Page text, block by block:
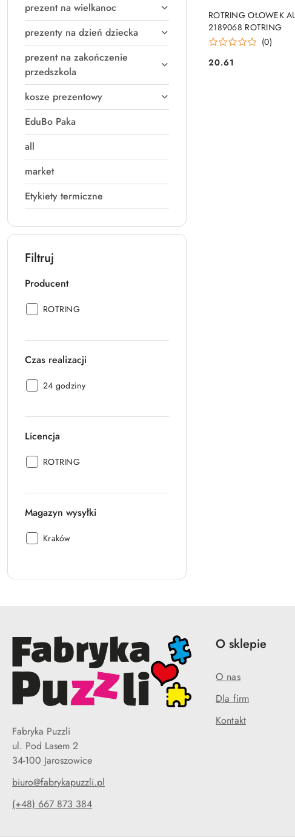
prezent na wielkanoc
prezenty na dzień dziecka
prezent na zakończenie
przedszkola
kosze prezentowy
EduBo Paka
all
market
Etykiety termiczne
Filtruj
Producent
Producent:
ROTRING
Czas realizacji
Czas
24 godziny
Licencja
Licencja:
ROTRING
Magazyn wysyłki
Magazyn
Kraków
ROTRING OŁOWEK
2189068 ROTRING
(0)
Cena:
20.61
Fabryka Puzzli
ul. Pod Lasem 2
34-100 Jaroszowice
biuro@fabrykapuzzli.pl
(+48) 667 873 384
O sklepie
O nas
Dla firm
Kontakt